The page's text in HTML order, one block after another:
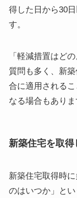
得した日から30
す。
「軽減措置はど
質問も多く、新
合に適用される
なる場合もありま
新築住宅を取
新築住宅取得時
のはいつか」と